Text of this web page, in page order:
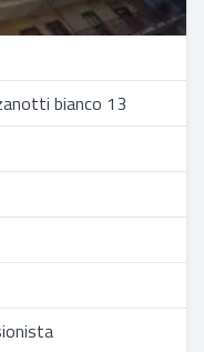
bianco 13